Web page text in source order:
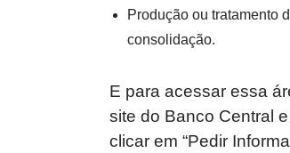
Produção ou tratamento
consolidação.
E para acessar essa
site do Banco Central e
clicar em “Pedir